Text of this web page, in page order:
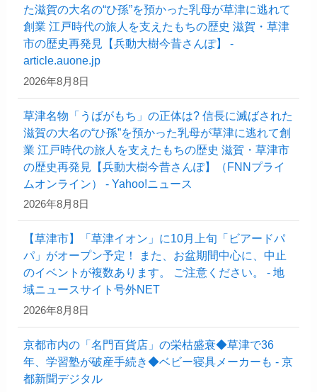
た滋賀の大名の“ひ孫”を預かった乳母が草津に逃れて
創業 江戸時代の旅人を支えたもちの歴史 滋賀・草津
市の歴史再発見【兵動大樹今昔さんぽ】 -
article.auone.jp
2026年8月8日
草津名物「うばがもち」の正体は? 信長に滅ばされた
滋賀の大名の“ひ孫”を預かった乳母が草津に逃れて創
業 江戸時代の旅人を支えたもちの歴史 滋賀・草津市
の歴史再発見【兵動大樹今昔さんぽ】（FNNプライ
ムオンライン） - Yahoo!ニュース
2026年8月8日
【草津市】「草津イオン」に10月上旬「ビアードパ
パ」がオープン予定！ また、お盆期間中心に、中止
のイベントが複数あります。 ご注意ください。 - 地
域ニュースサイト号外NET
2026年8月8日
京都市内の「名門百貨店」の栄枯盛衰◆草津で36
年、学習塾が破産手続き◆ベビー寝具メーカーも - 京
都新聞デジタル